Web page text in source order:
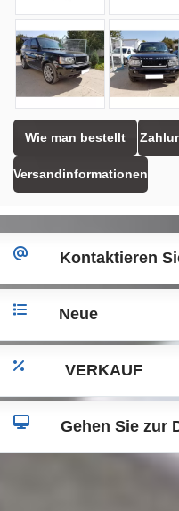
Wie man bestellt
Versandinformationen
Kontaktieren
Neue
VERKAUF
Gehen Sie zur